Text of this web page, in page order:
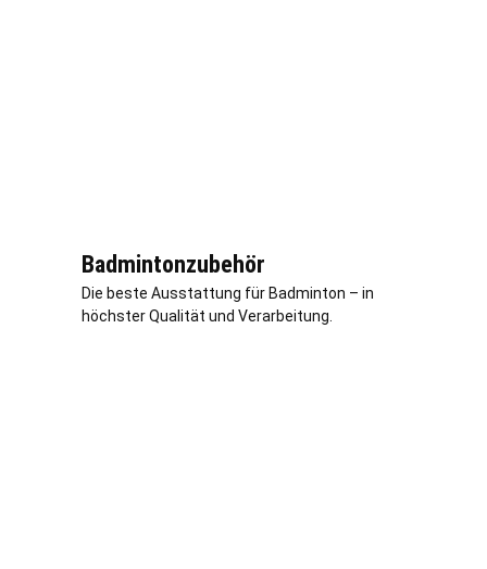
Badmintonzubehör
Die beste Ausstattung für Badminton – in
höchster Qualität und Verarbeitung.